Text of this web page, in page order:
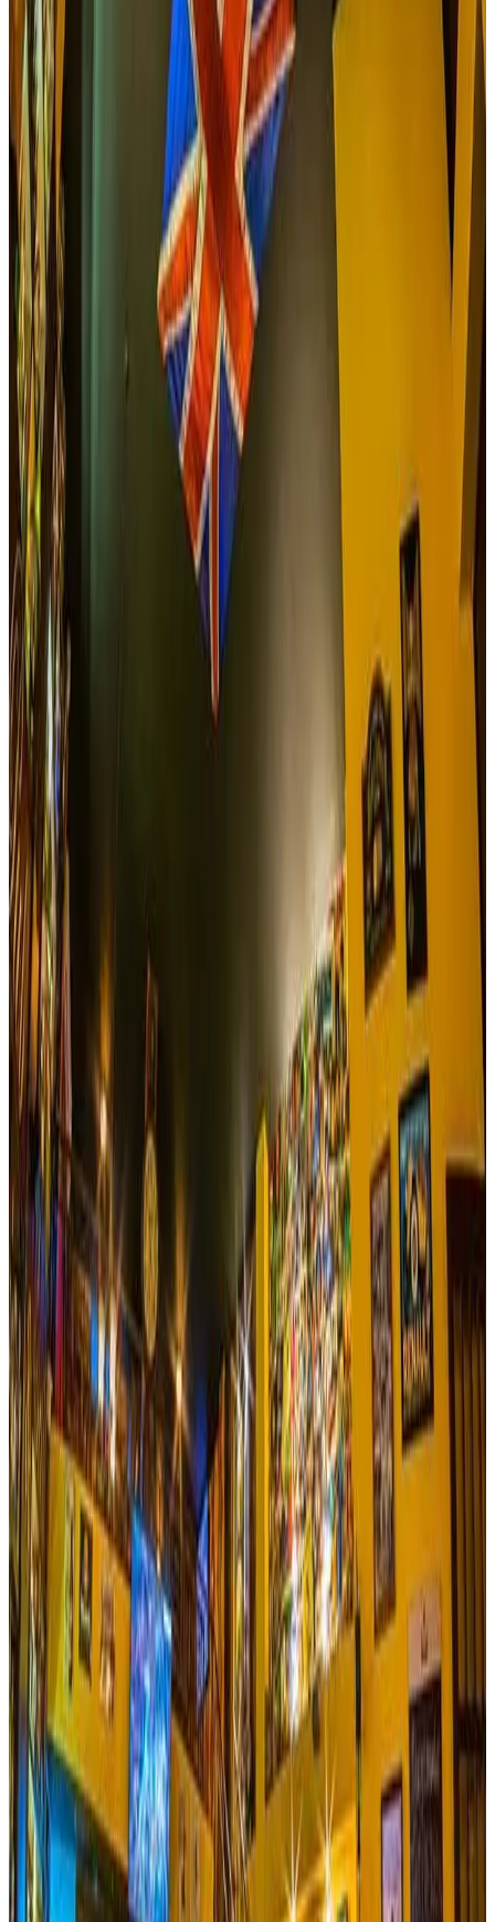
tradicionales del Tolima, de Colombia y algunos platos
gourmets. Almuerzos musicales en vivo y tertulias
musicales el ultimo viernes de cada mes a partir de las 7 pm
hasta las 12pm. para huéspedes hacemos senderismo
guiado a la cascada la Gonzales o cabalgatas con
anticipación, el servicio de hospedaje se atiende con o sin
alimentación.
Reservar
Ver sitio
Ibagué
Restaurante Campestre Los Amigos
El Restaurante Campestre Los amigos es especialista en
convertir tus días de descanso familiar en encantadores…a
15 minutos de la ciudad de Ibagué podrás disfrutar de sus
bellos jardines y amplios espacios, atesora una piscina
donde vivirás momentos refrescantes y un parque infantil
para los más pequeños. Cuenta con un restaurante en el
cual saborearas ricos platos de comida típica donde serás
atendido por sus propietarios.
Reservar
Ver sitio →
Ibagué
El Cural Parilla
La perfecta fusión entre el campo y la parrilla… A pocos
kilómetros de Ibagué podrás disfrutar de una deliciosa
parrilla campestre en el Restaurante El Cural Parrilla, te
deleitarás con comida típica, zona de juegos para los más
pequeñitos y todo rodeado por un ambiente único y natural;
su amplio salón es una buena opción para que programes
allí cualquier tipo de evento, familiar o empresarial.
Reservar